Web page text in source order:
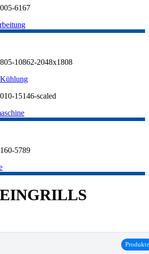
Produkte